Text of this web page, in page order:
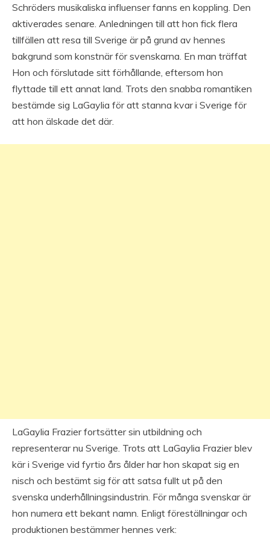
Schröders musikaliska influenser fanns en koppling. Den
aktiverades senare. Anledningen till att hon fick flera
tillfällen att resa till Sverige är på grund av hennes
bakgrund som konstnär för svenskarna. En man träffat
Hon och förslutade sitt förhållande, eftersom hon
flyttade till ett annat land. Trots den snabba romantiken
bestämde sig LaGaylia för att stanna kvar i Sverige för
att hon älskade det där.
LaGaylia Frazier fortsätter sin utbildning och
representerar nu Sverige. Trots att LaGaylia Frazier blev
kär i Sverige vid fyrtio års ålder har hon skapat sig en
nisch och bestämt sig för att satsa fullt ut på den
svenska underhållningsindustrin. För många svenskar är
hon numera ett bekant namn. Enligt föreställningar och
produktionen bestämmer hennes verk: